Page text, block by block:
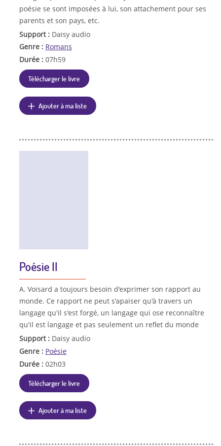
poésie se sont imposées à lui, son attachement pour ses
parents et son pays, etc.
Support : Daisy audio
Genre : Romans
Durée : 07h59
Télécharger le livre
Ajouter à ma liste
Poésie II
A. Voisard a toujours besoin d'exprimer son rapport au
monde. Ce rapport ne peut s'apaiser qu'à travers un
langage qu'il s'est forgé, un langage qui ose reconnaître
qu'il est langage et pas seulement un reflet du monde
Support : Daisy audio
Genre : Poésie
Durée : 02h03
Télécharger le livre
Ajouter à ma liste